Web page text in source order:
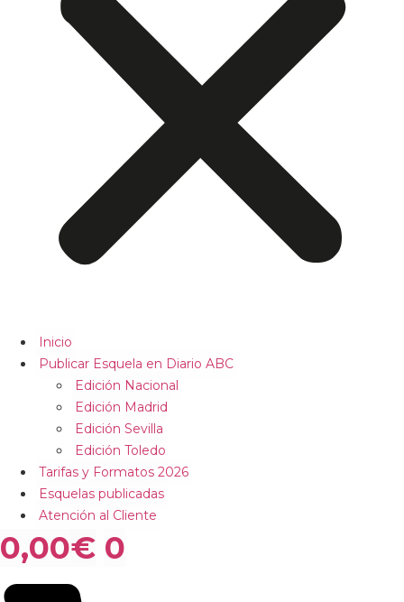
Inicio
Publicar Esquela en Diario ABC
Edición Nacional
Edición Madrid
Edición Sevilla
Edición Toledo
Tarifas y Formatos 2026
Esquelas publicadas
Atención al Cliente
0,00€ 0